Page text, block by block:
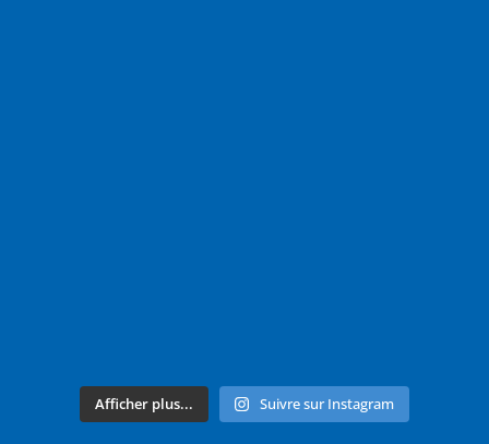
Afficher plus... Suivre sur Instagram